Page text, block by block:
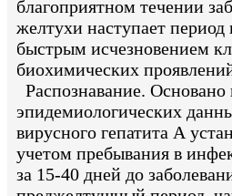
благоприятном течении
желтухи наступает период
быстрым исчезновением
биохимических
Распознавание.
эпидемиологических
вирусного гепатита А
учетом пребывания в
за 15-40 дней до